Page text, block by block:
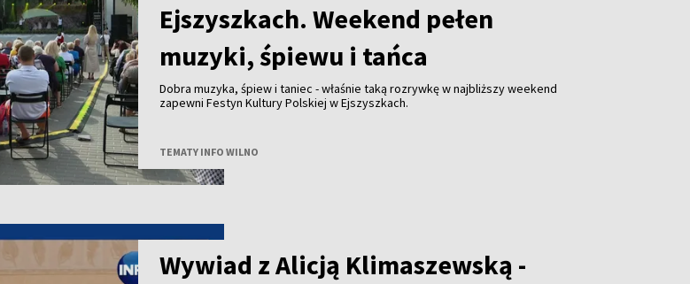
Ejszyszkach. Weekend pełen
muzyki, śpiewu i tańca
Dobra muzyka, śpiew i taniec - właśnie taką rozrywkę w najbliższy weekend
zapewni Festyn Kultury Polskiej w Ejszyszkach.
TEMATY INFO WILNO
Wywiad z Alicją Klimaszewską -